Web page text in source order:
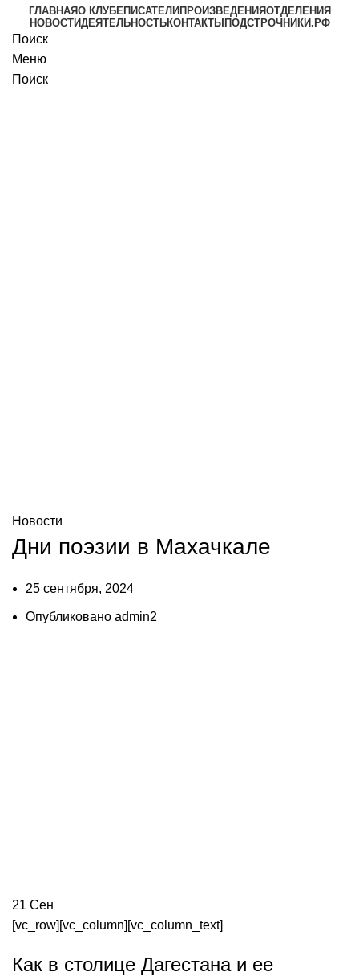
ГЛАВНАЯО КЛУБЕПИСАТЕЛИ ПРОИЗВЕДЕНИЯОТДЕЛЕНИЯ
НОВОСТИДЕЯТЕЛЬНОСТЬКОНТАКТЫ ПОДСТРОЧНИКИ.РФ
Поиск
Меню
Поиск
Новости
Дни поэзии в Махачкале
25 сентября, 2024
Опубликовано admin2
21 Сен
[vc_row][vc_column][vc_column_text]
Как в столице Дагестана и ее